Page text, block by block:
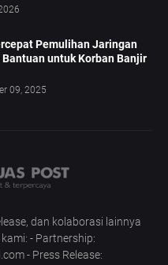
Pemulihan Jaringan
untuk Korban Banjir
09, 2025
dan kolaborasi lainnya
- Partnership:
- Press Release: